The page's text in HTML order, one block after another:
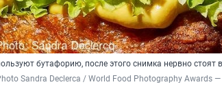
бутафорию, после этого снимка нервно стоят
Sandra Declerca / World Food Photography Awards